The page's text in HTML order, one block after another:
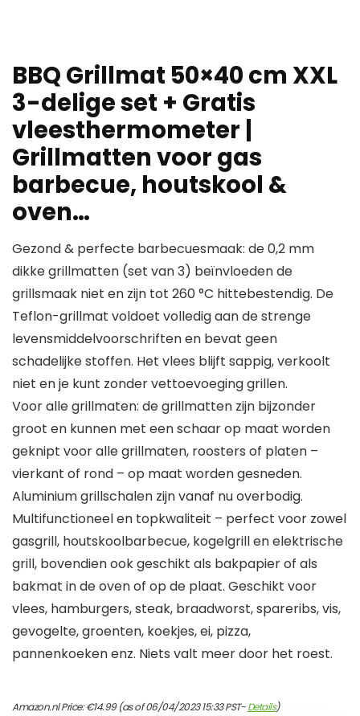
BBQ Grillmat 50×40 cm XXL
3-delige set + Gratis
vleesthermometer |
Grillmatten voor gas
barbecue, houtskool &
oven…
Gezond & perfecte barbecuesmaak: de 0,2 mm
dikke grillmatten (set van 3) beïnvloeden de
grillsmaak niet en zijn tot 260 °C hittebestendig. De
Teflon-grillmat voldoet volledig aan de strenge
levensmiddelvoorschriften en bevat geen
schadelijke stoffen. Het vlees blijft sappig, verkoolt
niet en je kunt zonder vettoevoeging grillen.
Voor alle grillmaten: de grillmatten zijn bijzonder
groot en kunnen met een schaar op maat worden
geknipt voor alle grillmaten, roosters of platen –
vierkant of rond – op maat worden gesneden.
Aluminium grillschalen zijn vanaf nu overbodig.
Multifunctioneel en topkwaliteit – perfect voor zowel
gasgrill, houtskoolbarbecue, kogelgrill en elektrische
grill, bovendien ook geschikt als bakpapier of als
bakmat in de oven of op de plaat. Geschikt voor
vlees, hamburgers, steak, braadworst, spareribs, vis,
gevogelte, groenten, koekjes, ei, pizza,
pannenkoeken enz. Niets valt meer door het roest.
Amazon.nl Price:€14.99(as of 06/04/2023 15:33 PST-Details)